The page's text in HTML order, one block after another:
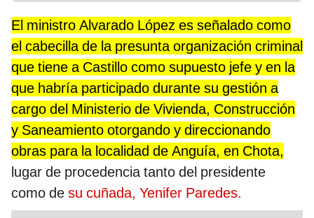
El ministro Alvarado López es señalado como
el cabecilla de la presunta organización criminal
que tiene a Castillo como supuesto jefe y en la
que habría participado durante su gestión a
cargo del Ministerio de Vivienda, Construcción
y Saneamiento otorgando y direccionando
obras para la localidad de Anguía, en Chota,
lugar de procedencia tanto del presidente
como de su cuñada, Yenifer Paredes.